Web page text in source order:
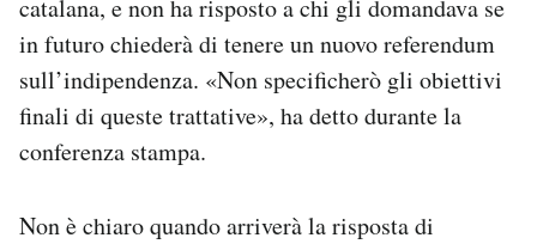
catalana, e non ha risposto a chi gli domandava se
in futuro chiederà di tenere un nuovo referendum
sull’indipendenza. «Non specificherò gli obiettivi
finali di queste trattative», ha detto durante la
conferenza stampa.
Non è chiaro quando arriverà la risposta di